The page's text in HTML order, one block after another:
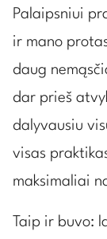
Palaipsniui
ir mano
daug
dar prieš
dalyvausiu
visas
maksimaliai
Taip ir buvo: